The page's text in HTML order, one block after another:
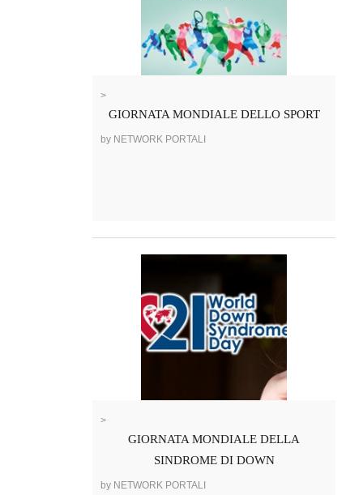
>
GIORNATA MONDIALE DELLO SPORT
by NETWORK PORTALI
>
GIORNATA MONDIALE DELLA
SINDROME DI DOWN
by NETWORK PORTALI